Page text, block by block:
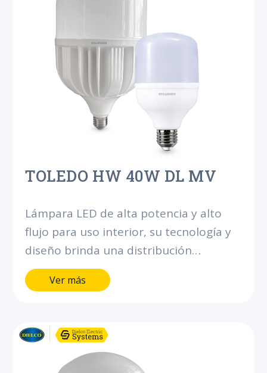
TOLEDO HW 40W DL MV
Lámpara LED de alta potencia y alto
flujo para uso interior, su tecnología y
diseño brinda una distribución
uniforme de luz. Bajo consumo, ahorra
hasta el 80% de energía comparado
compactos ahorradores de flujo similar.
Ver más